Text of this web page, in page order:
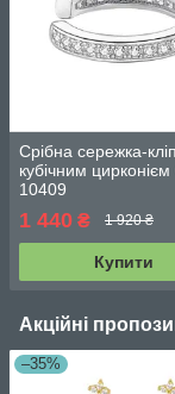
Срібна сережка-
кубічним
10409
1 440 ₴ 1 920 ₴
Купити
Акційні
–35%